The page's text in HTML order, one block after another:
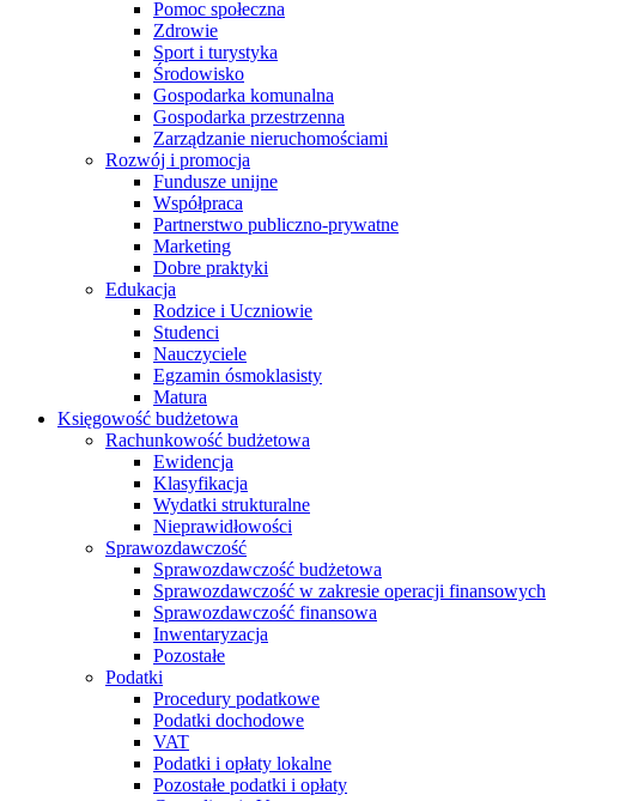
Pomoc społeczna
Zdrowie
Sport i turystyka
Środowisko
Gospodarka komunalna
Gospodarka przestrzenna
Zarządzanie nieruchomościami
Rozwój i promocja
Fundusze unijne
Współpraca
Partnerstwo publiczno-prywatne
Marketing
Dobre praktyki
Edukacja
Rodzice i Uczniowie
Studenci
Nauczyciele
Egzamin ósmoklasisty
Matura
Księgowość budżetowa
Rachunkowość budżetowa
Ewidencja
Klasyfikacja
Wydatki strukturalne
Nieprawidłowości
Sprawozdawczość
Sprawozdawczość budżetowa
Sprawozdawczość w zakresie operacji finansowych
Sprawozdawczość finansowa
Inwentaryzacja
Pozostałe
Podatki
Procedury podatkowe
Podatki dochodowe
VAT
Podatki i opłaty lokalne
Pozostałe podatki i opłaty